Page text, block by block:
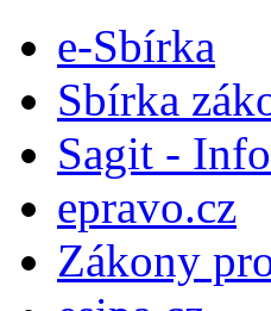
e-Sbírka
Sbírka
Sagit -
epravo.cz
Zákony